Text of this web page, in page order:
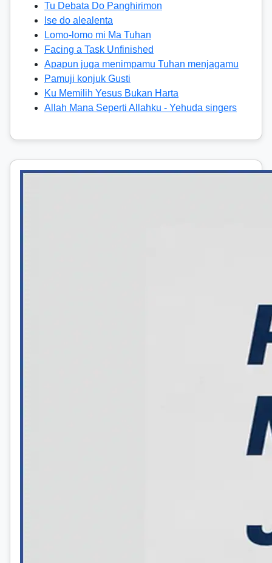
Tu Debata Do Panghirimon
Ise do alealenta
Lomo-lomo mi Ma Tuhan
Facing a Task Unfinished
Apapun juga menimpamu Tuhan menjagamu
Pamuji konjuk Gusti
Ku Memilih Yesus Bukan Harta
Allah Mana Seperti Allahku - Yehuda singers